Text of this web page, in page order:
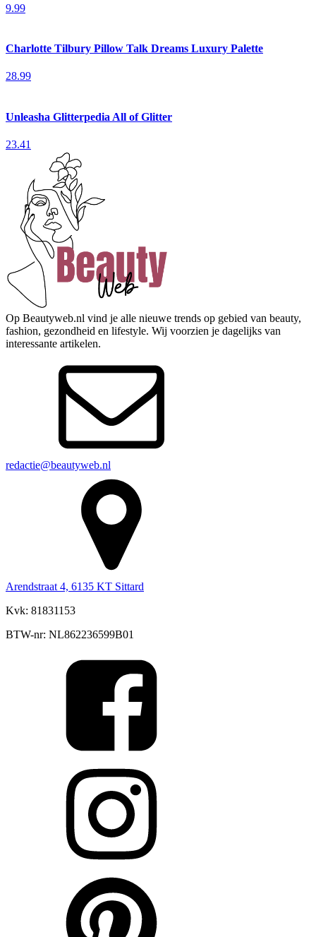
9.99
Charlotte Tilbury Pillow Talk Dreams Luxury Palette
28.99
Unleasha Glitterpedia All of Glitter
23.41
Op Beautyweb.nl vind je alle nieuwe trends op gebied van beauty,
fashion, gezondheid en lifestyle. Wij voorzien je dagelijks van
interessante artikelen.
redactie@beautyweb.nl
Arendstraat 4, 6135 KT Sittard
Kvk: 81831153
BTW-nr: NL862236599B01